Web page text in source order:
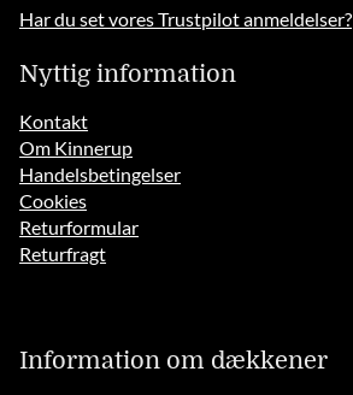
Har du set vores Trustpilot anmeldelser?
Nyttig information
Kontakt
Om Kinnerup
Handelsbetingelser
Cookies
Returformular
Returfragt
Information om dækkener